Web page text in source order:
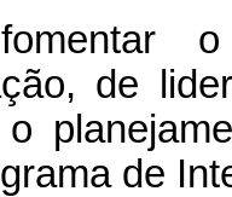
o
de
de